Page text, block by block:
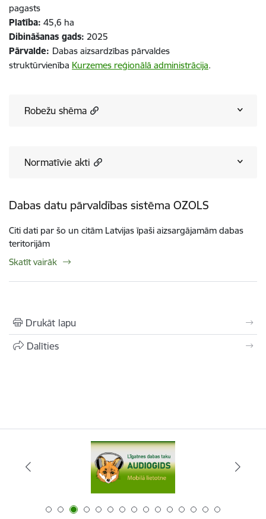
pagasts
Platība: 45,6 ha
Dibināšanas gads: 2025
Pārvalde: Dabas aizsardzības pārvaldes
struktūrvienība Kurzemes reģionālā administrācija.
Robežu shēma
Normatīvie akti
Dabas datu pārvaldības sistēma OZOLS
Citi dati par šo un citām Latvijas īpaši aizsargājamām dabas
teritorijām
Skatīt vairāk
Drukāt lapu
Dalīties